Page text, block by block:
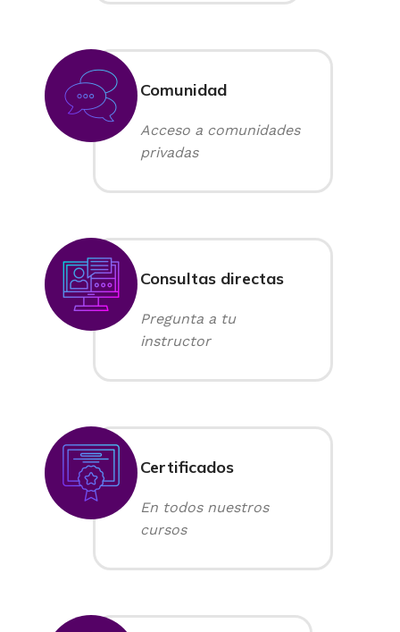
Comunidad
Acceso a comunidades
privadas
Consultas directas
Pregunta a tu
instructor
Certificados
En todos nuestros
cursos